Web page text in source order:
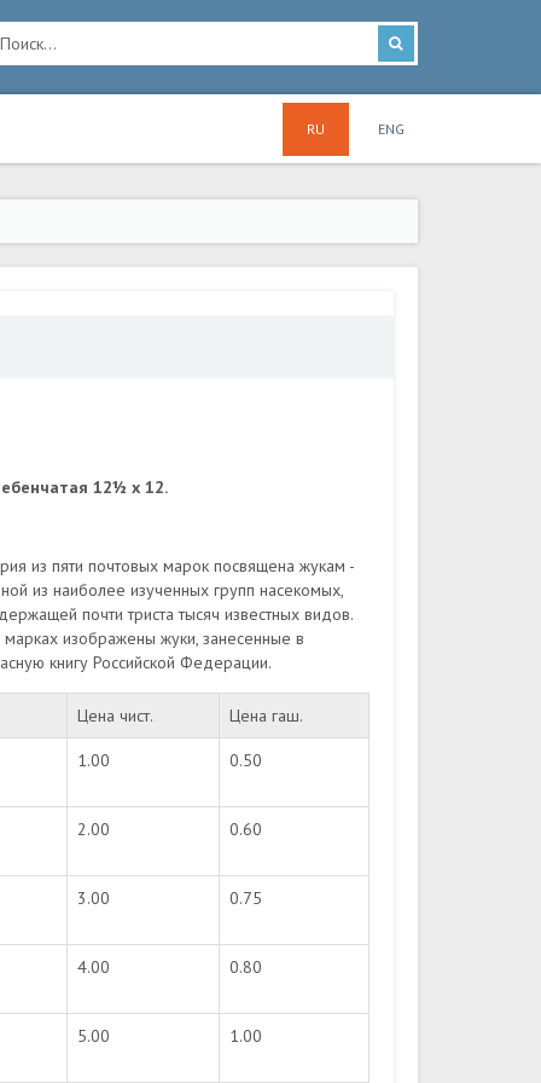
RU ENG
12½ x 12.
из пяти почтовых марок посвящена жукам -
из наиболее изученных групп насекомых,
почти триста тысяч известных видов.
изображены жуки, занесенные в
книгу Российской Федерации.
Цена чист. Цена гаш.
1.00 0.50
2.00 0.60
3.00 0.75
4.00 0.80
5.00 1.00